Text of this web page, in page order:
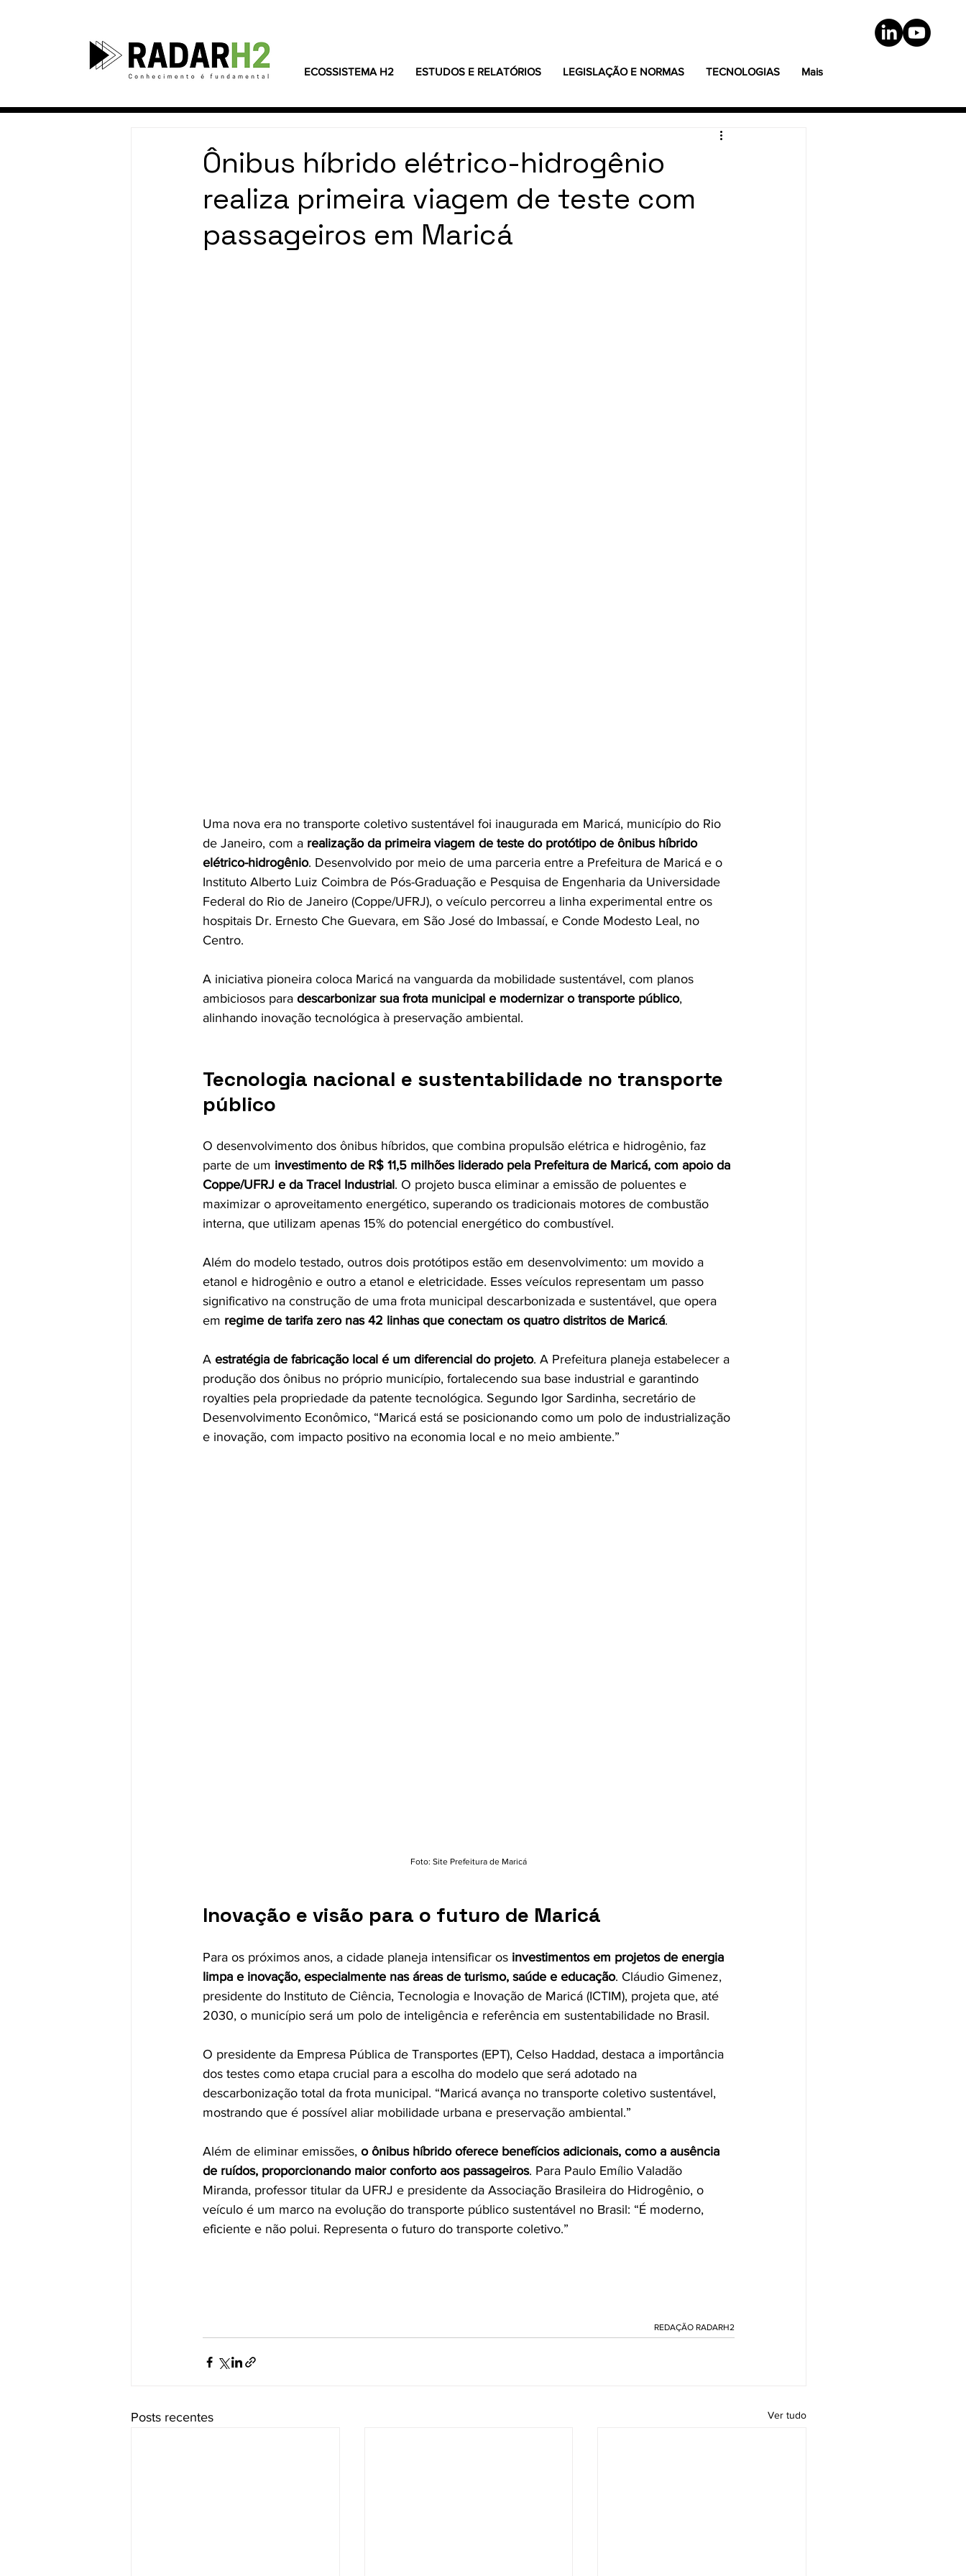
ECOSSISTEMA H2 ESTUDOS E RELATÓRIOS LEGISLAÇÃO E NORMAS TECNOLOGIAS Mais
Ônibus híbrido elétrico-hidrogênio
realiza primeira viagem de teste com
passageiros em Maricá
Uma nova era no transporte coletivo sustentável foi inaugurada em Maricá, município do Rio
de Janeiro, com a realização da primeira viagem de teste do protótipo de ônibus híbrido
elétrico-hidrogênio. Desenvolvido por meio de uma parceria entre a Prefeitura de Maricá e o
Instituto Alberto Luiz Coimbra de Pós-Graduação e Pesquisa de Engenharia da Universidade
Federal do Rio de Janeiro (Coppe/UFRJ), o veículo percorreu a linha experimental entre os
hospitais Dr. Ernesto Che Guevara, em São José do Imbassaí, e Conde Modesto Leal, no
Centro.
A iniciativa pioneira coloca Maricá na vanguarda da mobilidade sustentável, com planos
ambiciosos para descarbonizar sua frota municipal e modernizar o transporte público,
alinhando inovação tecnológica à preservação ambiental.
Tecnologia nacional e sustentabilidade no transporte
público
O desenvolvimento dos ônibus híbridos, que combina propulsão elétrica e hidrogênio, faz
parte de um investimento de R$ 11,5 milhões liderado pela Prefeitura de Maricá, com apoio da
Coppe/UFRJ e da Tracel Industrial. O projeto busca eliminar a emissão de poluentes e
maximizar o aproveitamento energético, superando os tradicionais motores de combustão
interna, que utilizam apenas 15% do potencial energético do combustível.
Além do modelo testado, outros dois protótipos estão em desenvolvimento: um movido a
etanol e hidrogênio e outro a etanol e eletricidade. Esses veículos representam um passo
significativo na construção de uma frota municipal descarbonizada e sustentável, que opera
em regime de tarifa zero nas 42 linhas que conectam os quatro distritos de Maricá.
A estratégia de fabricação local é um diferencial do projeto. A Prefeitura planeja estabelecer a
produção dos ônibus no próprio município, fortalecendo sua base industrial e garantindo
royalties pela propriedade da patente tecnológica. Segundo Igor Sardinha, secretário de
Desenvolvimento Econômico, “Maricá está se posicionando como um polo de industrialização
e inovação, com impacto positivo na economia local e no meio ambiente.”
Foto: Site Prefeitura de Maricá
Inovação e visão para o futuro de Maricá
Para os próximos anos, a cidade planeja intensificar os investimentos em projetos de energia
limpa e inovação, especialmente nas áreas de turismo, saúde e educação. Cláudio Gimenez,
presidente do Instituto de Ciência, Tecnologia e Inovação de Maricá (ICTIM), projeta que, até
2030, o município será um polo de inteligência e referência em sustentabilidade no Brasil.
O presidente da Empresa Pública de Transportes (EPT), Celso Haddad, destaca a importância
dos testes como etapa crucial para a escolha do modelo que será adotado na
descarbonização total da frota municipal. “Maricá avança no transporte coletivo sustentável,
mostrando que é possível aliar mobilidade urbana e preservação ambiental.”
Além de eliminar emissões, o ônibus híbrido oferece benefícios adicionais, como a ausência
de ruídos, proporcionando maior conforto aos passageiros. Para Paulo Emílio Valadão
Miranda, professor titular da UFRJ e presidente da Associação Brasileira do Hidrogênio, o
veículo é um marco na evolução do transporte público sustentável no Brasil: “É moderno,
eficiente e não polui. Representa o futuro do transporte coletivo.”
REDAÇÃO RADARH2
Posts recentes Ver tudo